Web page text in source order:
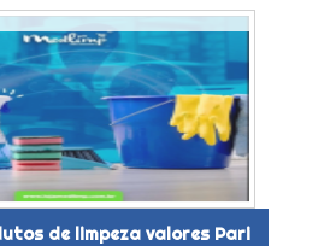
de limpeza valores Pari